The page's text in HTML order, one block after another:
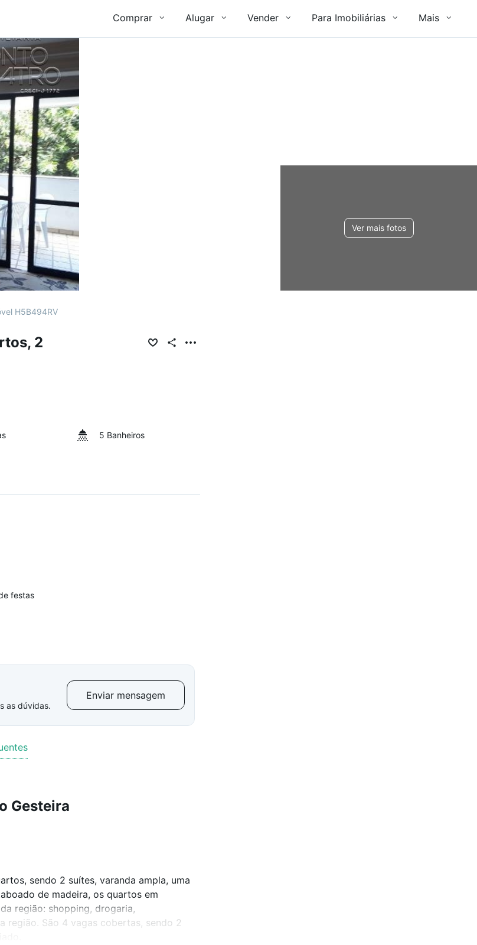
Comprar Alugar Vender Para Imobiliárias Mais
Ver mais fotos
H5B494RV
2
5 Banheiros
festas
as dúvidas.
Enviar mensagem
Gesteira
sendo 2 suítes, varanda ampla, uma
de madeira, os quartos em
região: shopping, drogaria,
região. São 4 vagas cobertas, sendo 2